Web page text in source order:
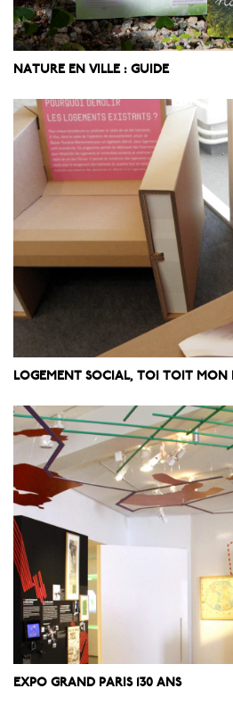
NATURE EN VILLE : GUIDE
LOGEMENT SOCIAL, TOI TOIT MON
EXPO GRAND PARIS 130 ANS